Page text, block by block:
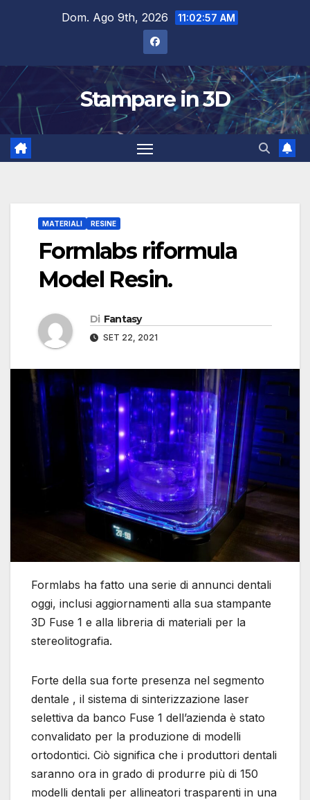
Dom. Ago 9th, 2026 11:02:58 AM
Stampare in 3D
MATERIALI RESINE
Formlabs riformula
Model Resin.
Di Fantasy
SET 22, 2021
Formlabs ha fatto una serie di annunci dentali
oggi, inclusi aggiornamenti alla sua stampante
3D Fuse 1 e alla libreria di materiali per la
stereolitografia.
Forte della sua forte presenza nel segmento
dentale , il sistema di sinterizzazione laser
selettiva da banco Fuse 1 dell’azienda è stato
convalidato per la produzione di modelli
ortodontici. Ciò significa che i produttori dentali
saranno ora in grado di produrre più di 150
modelli dentali per allineatori trasparenti in una